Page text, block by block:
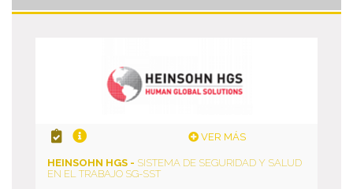
VER MÁS
HEINSOHN HGS - SISTEMA DE SEGURIDAD Y SALUD
EN EL TRABAJO SG-SST